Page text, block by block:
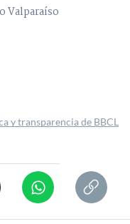
Valparaíso
y transparencia de BBCL